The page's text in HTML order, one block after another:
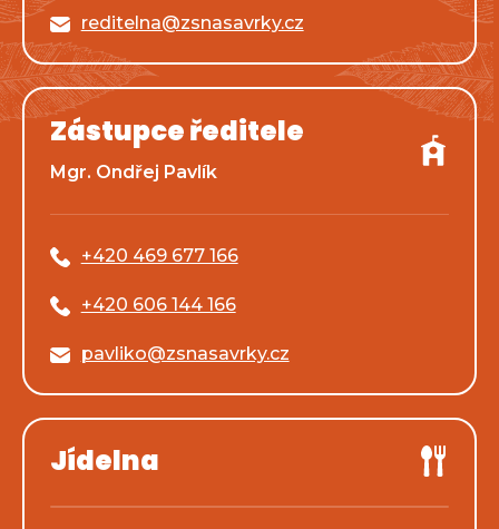
reditelna@zsnasavrky.cz
Zástupce ředitele
Mgr. Ondřej Pavlík
+420 469 677 166
+420 606 144 166
pavliko@zsnasavrky.cz
Jídelna